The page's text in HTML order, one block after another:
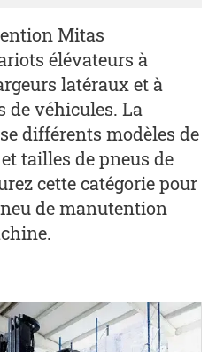
Mitas
élévateurs à
latéraux et à
de véhicules. La
différents modèles de
tailles de pneus de
cette catégorie pour
de manutention